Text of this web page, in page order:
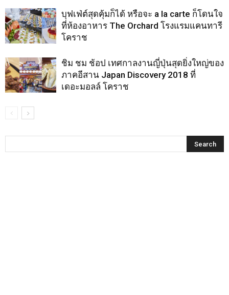
บุฟเฟ่ต์สุดคุ้มก็ได้ หรือจะ a la carte ก็โดนใจ
ที่ห้องอาหาร The Orchard โรงแรมแคนทารี
โคราช
ชิม ชม ช้อป เทศกาลงานญี่ปุ่นสุดยิ่งใหญ่ของ
ภาคอีสาน Japan Discovery 2018 ที่
เดอะมอลล์ โคราช